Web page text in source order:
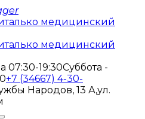
07:30-19:30Суббота -
+7 (34667) 4-30-
Народов, 13 А,ул.